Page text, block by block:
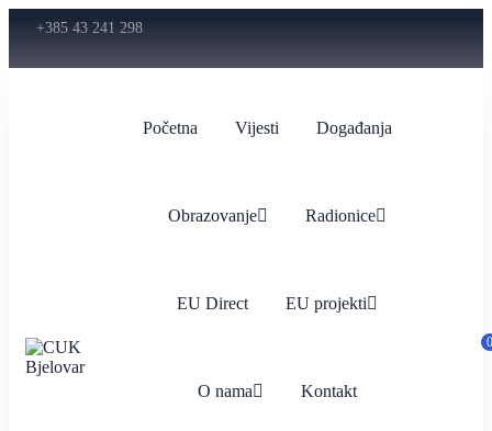
+385 43 241 298
Početna Vijesti Događanja
Obrazovanje Radionice
EU Direct EU projekti
O nama Kontakt
0